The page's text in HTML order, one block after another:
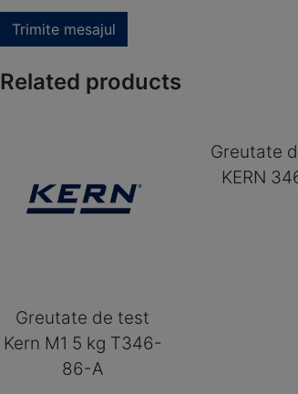
Trimite mesajul
Related products
Greutate de test
Kern M1 5 kg T346-
86-A
Greutate
KERN